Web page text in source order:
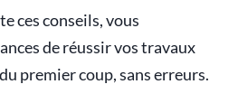
ces conseils, vous
de réussir vos travaux
premier coup, sans erreurs.